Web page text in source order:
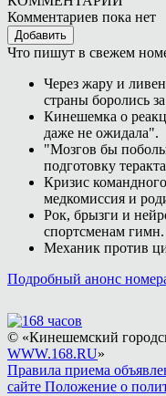
Комментариев пока нет
Добавить
Что пишут в свежем
Через жару и
страны боролись
Кинешемка о
даже не ожидала".
"Мозгов бы
подготовку
Кризис
медкомиссия и
Рок, брызги и
спортсменам гимн.
Механик против
Подробный анонс
© «Кинешемский
WWW.168.RU»
Правила приема
сайте Положение о